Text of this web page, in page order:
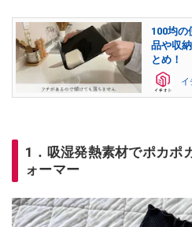
100均の
品や収
とめ！
イ
1．吸湿発熱素材でポカポ
ォーマー